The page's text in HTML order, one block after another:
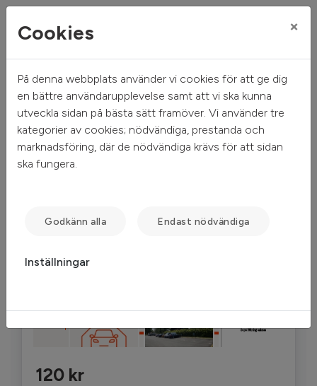
Mitt hem Sök ledigt Egnahemsvägen
Egnahemsvägen
Värnamo - Värnamo
'
120 kr
Cookies ×
På denna webbplats använder vi cookies för att ge dig
en bättre användarupplevelse samt att vi ska kunna
utveckla sidan på bästa sätt framöver. Vi använder tre
kategorier av cookies; nödvändiga, prestanda och
marknadsföring, där de nödvändiga krävs för att sidan
ska fungera.
Godkänn alla Endast nödvändiga
Inställningar